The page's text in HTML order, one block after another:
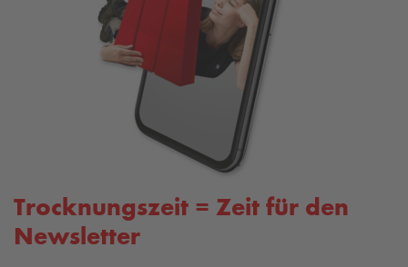
Trocknungszeit = Zeit für den
Newsletter